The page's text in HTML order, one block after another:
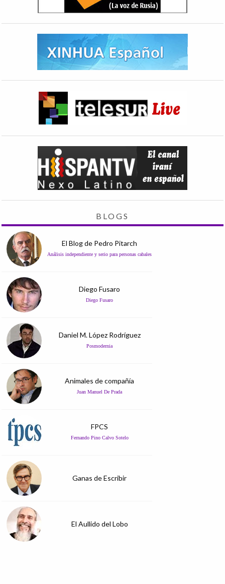
BLOGS
El Blog de Pedro Pitarch
Análisis independiente y serio para personas cabales
Diego Fusaro
Diego Fusaro
Daniel M. López Rodríguez
Posmodernia
Animales de compañía
Juan Manuel De Prada
FPCS
Fernando Pino Calvo Sotelo
Ganas de Escribir
El Aullido del Lobo